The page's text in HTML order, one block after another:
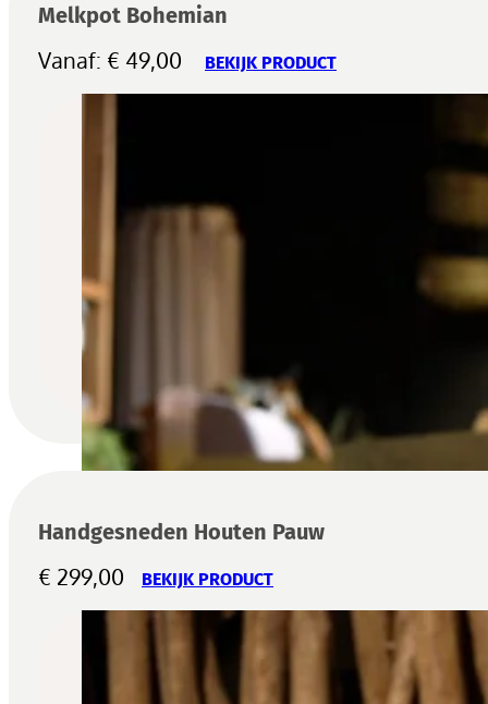
Melkpot Bohemian
Vanaf: € 49,00 BEKIJK PRODUCT
Handgesneden Houten Pauw
€ 299,00 BEKIJK PRODUCT